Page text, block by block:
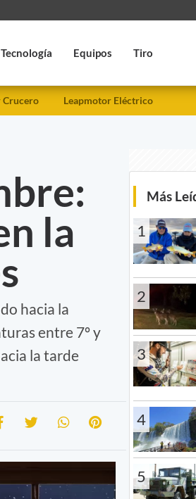
Tecnología Equipos Tiro
Crucero Leapmotor Eléctrico
la
hacia la
entre 7º y
la tarde
Más
1
2
3
4
5